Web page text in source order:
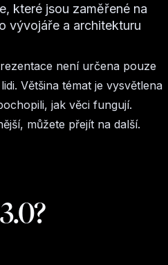
které jsou zaměřené na
vývojáře a architekturu
není určena pouze
Většina témat je vysvětlena
jak věci fungují.
můžete přejít na další.